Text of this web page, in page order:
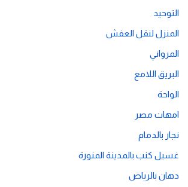
التوحيد
المنزل لنقل العفش
المرواني
البريق اللامع
الواحة
امهات مصر
نجار بالدمام
غسيل كنب بالمدينة المنورة
دهان بالرياض